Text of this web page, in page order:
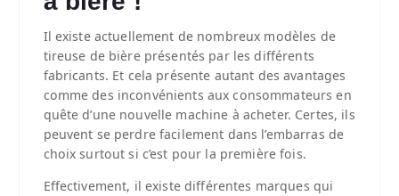
Il existe actuellement de nombreux modèles de
tireuse de bière présentés par les différents
fabricants. Et cela présente autant des avantages
comme des inconvénients aux consommateurs en
quête d’une nouvelle machine à acheter. Certes, ils
peuvent se perdre facilement dans l’embarras de
choix surtout si c’est pour la première fois.
Effectivement, il existe différentes marques qui